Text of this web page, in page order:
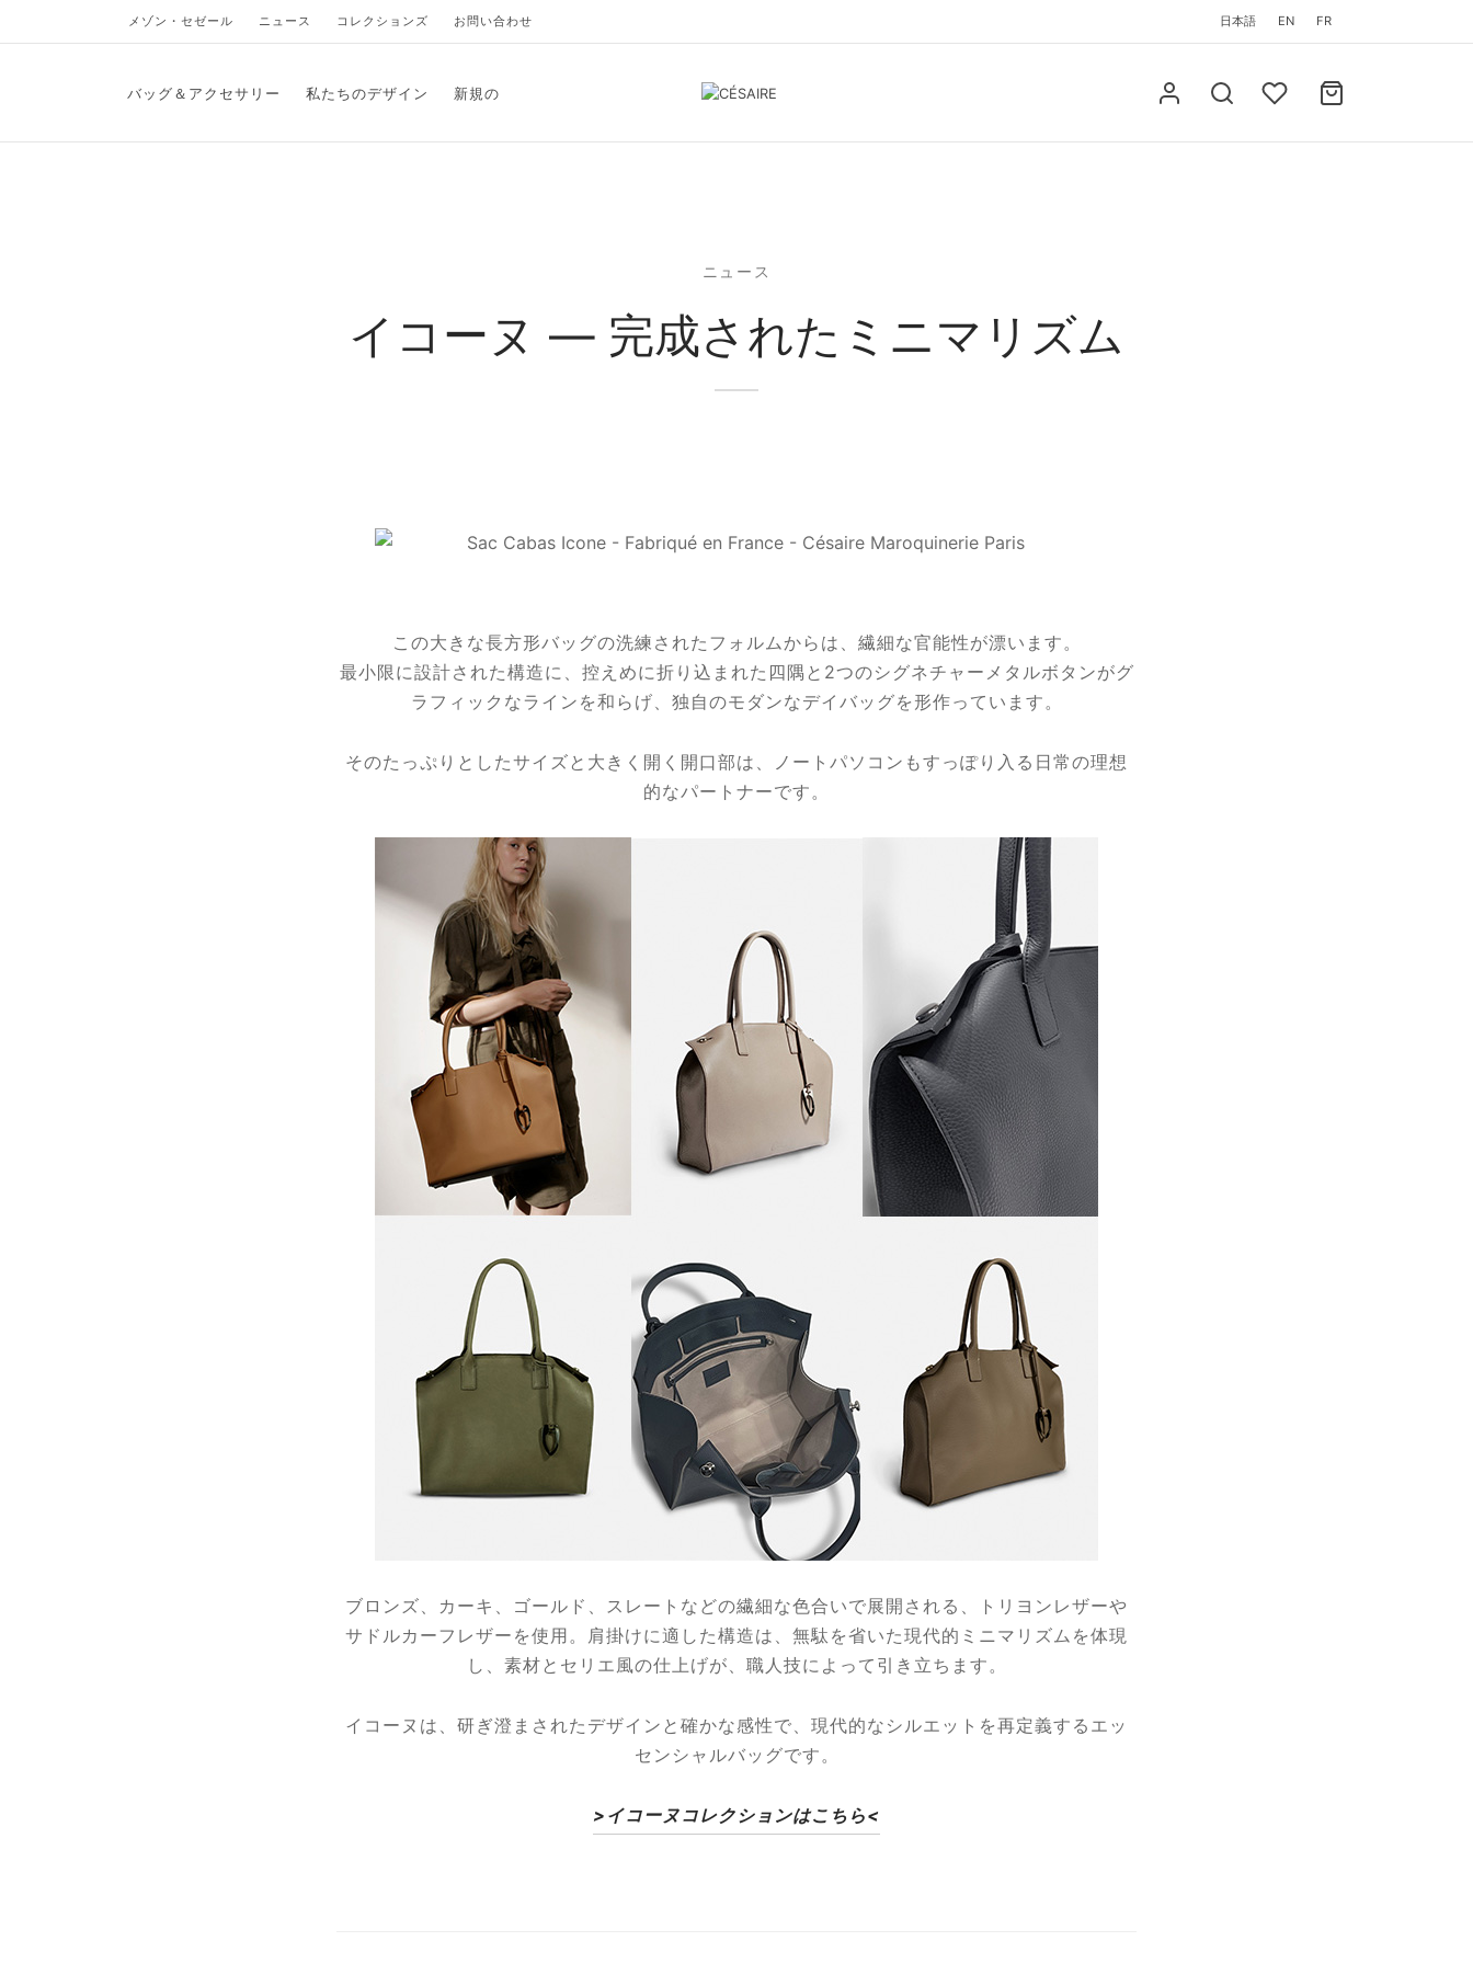
メゾン・セゼール ニュース コレクションズ お問い合わせ 日本語 EN FR
バッグ＆アクセサリー 私たちのデザイン 新規の
ニュース
イコーヌ — 完成されたミニマリズム
この大きな長方形バッグの洗練されたフォルムからは、繊細な官能性が漂います。
最小限に設計された構造に、控えめに折り込まれた四隅と2つのシグネチャーメタルボタンがグ
ラフィックなラインを和らげ、独自のモダンなデイバッグを形作っています。
そのたっぷりとしたサイズと大きく開く開口部は、ノートパソコンもすっぽり入る日常の理想
的なパートナーです。
ブロンズ、カーキ、ゴールド、スレートなどの繊細な色合いで展開される、トリヨンレザーや
サドルカーフレザーを使用。肩掛けに適した構造は、無駄を省いた現代的ミニマリズムを体現
し、素材とセリエ風の仕上げが、職人技によって引き立ちます。
イコーヌは、研ぎ澄まされたデザインと確かな感性で、現代的なシルエットを再定義するエッ
センシャルバッグです。
>イコーヌコレクションはこちら<